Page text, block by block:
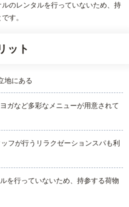
のレンタルを行っていないため、持
す。
ット
地にある
ガなど多彩なメニューが用意されて
フが行うリラクゼーションスパも利
を行っていないため、持参する荷物